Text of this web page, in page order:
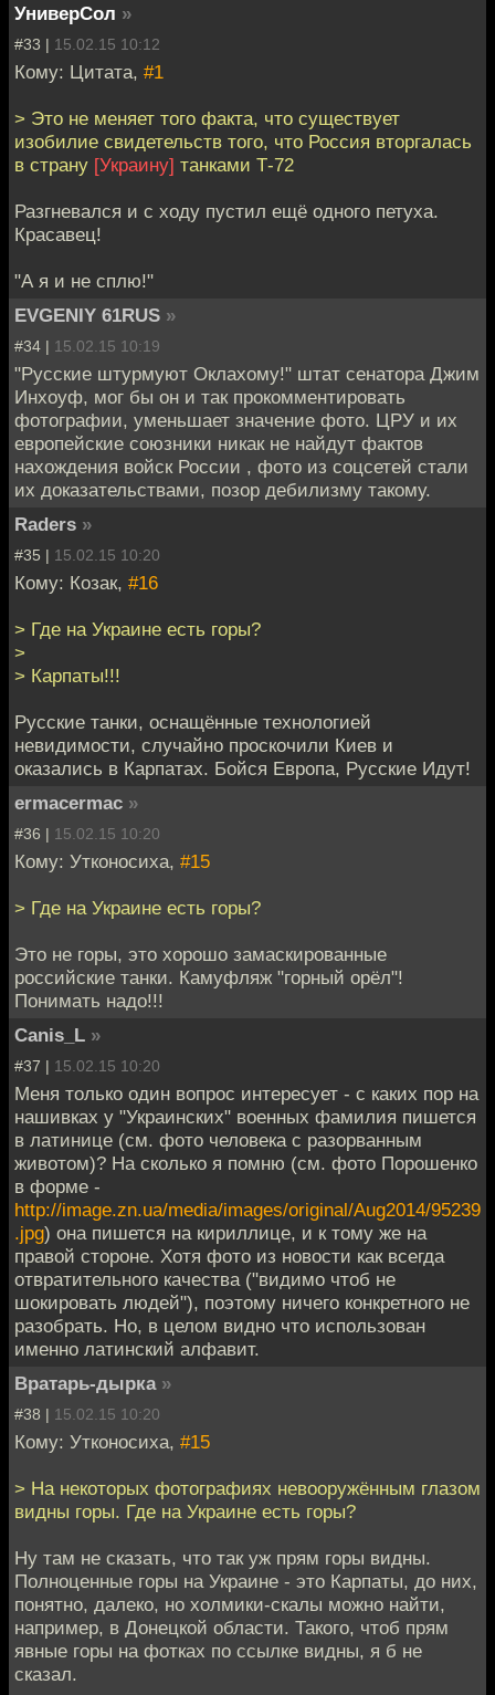
УниверСол »
#33 | 15.02.15 10:12
Кому: Цитата, #1
> Это не меняет того факта, что существует
изобилие свидетельств того, что Россия вторгалась
в страну [Украину] танками Т-72
Разгневался и с ходу пустил ещё одного петуха.
Красавец!
"А я и не сплю!"
EVGENIY 61RUS »
#34 | 15.02.15 10:19
"Русские штурмуют Оклахому!" штат сенатора Джим
Инхоуф, мог бы он и так прокомментировать
фотографии, уменьшает значение фото. ЦРУ и их
европейские союзники никак не найдут фактов
нахождения войск России , фото из соцсетей стали
их доказательствами, позор дебилизму такому.
Raders »
#35 | 15.02.15 10:20
Кому: Козак, #16
> Где на Украине есть горы?
>
> Карпаты!!!
Русские танки, оснащённые технологией
невидимости, случайно проскочили Киев и
оказались в Карпатах. Бойся Европа, Русские Идут!
ermacermac »
#36 | 15.02.15 10:20
Кому: Утконосиха, #15
> Где на Украине есть горы?
Это не горы, это хорошо замаскированные
российские танки. Камуфляж "горный орёл"!
Понимать надо!!!
Canis_L »
#37 | 15.02.15 10:20
Меня только один вопрос интересует - с каких пор на
нашивках у "Украинских" военных фамилия пишется
в латинице (см. фото человека с разорванным
животом)? На сколько я помню (см. фото Порошенко
в форме -
http://image.zn.ua/media/images/original/Aug2014/95239
.jpg) она пишется на кириллице, и к тому же на
правой стороне. Хотя фото из новости как всегда
отвратительного качества ("видимо чтоб не
шокировать людей"), поэтому ничего конкретного не
разобрать. Но, в целом видно что использован
именно латинский алфавит.
Вратарь-дырка »
#38 | 15.02.15 10:20
Кому: Утконосиха, #15
> На некоторых фотографиях невооружённым глазом
видны горы. Где на Украине есть горы?
Ну там не сказать, что так уж прям горы видны.
Полноценные горы на Украине - это Карпаты, до них,
понятно, далеко, но холмики-скалы можно найти,
например, в Донецкой области. Такого, чтоб прям
явные горы на фотках по ссылке видны, я б не
сказал.